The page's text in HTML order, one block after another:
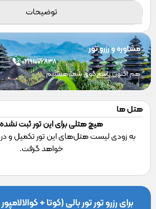
توضیحات
مشاوره و رزرو تور
02191006838
هم اکنون پاسخ‌گوی شما هستیم
هتل ها
هیچ هتلی برای این تور ثبت
به زودی لیست هتل‌های این تور تکمیل و
خواهد گرفت.
برای رزرو تور تور بالی (کوتا +